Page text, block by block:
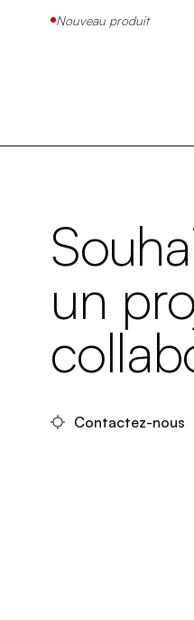
Nouveau produit
un
Contactez-nous